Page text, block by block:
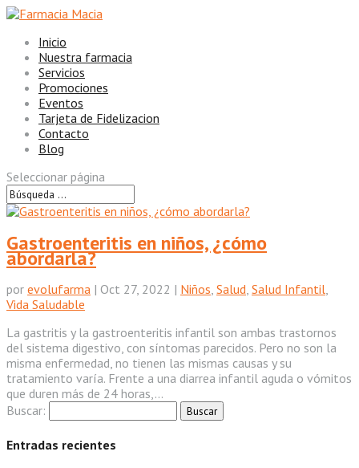
Inicio
Nuestra farmacia
Servicios
Promociones
Eventos
Tarjeta de Fidelizacion
Contacto
Blog
Seleccionar página
Gastroenteritis en niños, ¿cómo
abordarla?
por evolufarma | Oct 27, 2022 | Niños Salud Salud Infantil
Vida Saludable
La gastritis y la gastroenteritis infantil son ambas trastornos
del sistema digestivo, con síntomas parecidos. Pero no son la
misma enfermedad, no tienen las mismas causas y su
tratamiento varía. Frente a una diarrea infantil aguda o vómitos
que duren más de 24 horas,...
Buscar:
Entradas recientes